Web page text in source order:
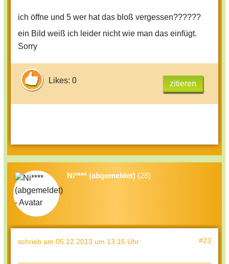
ich öffne und 5 wer hat das bloß vergessen??????
ein Bild weiß ich leider nicht wie man das einfügt.
Sorry
Likes: 0 zitieren
Ni**** (abgemeldet) (28)
schrieb am 05.12.2013 um 13:15 Uhr: #23